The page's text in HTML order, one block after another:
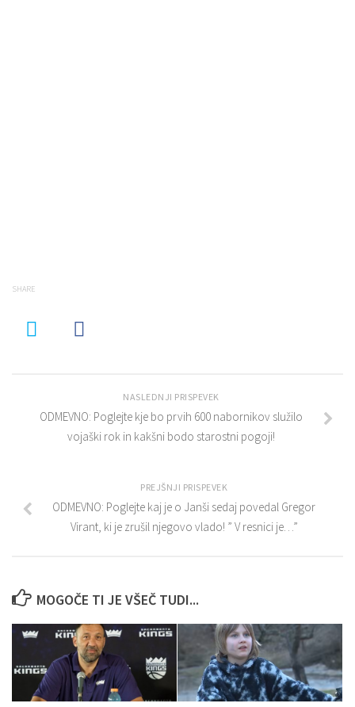
SHARE
NASLEDNJI PRISPEVEK
ODMEVNO: Poglejte kje bo prvih 600 nabornikov služilo
vojaški rok in kakšni bodo starostni pogoji!
PREJŠNJI PRISPEVEK
ODMEVNO: Poglejte kaj je o Janši sedaj povedal Gregor
Virant, ki je zrušil njegovo vlado! ” V resnici je…”
MOGOČE TI JE VŠEČ TUDI...